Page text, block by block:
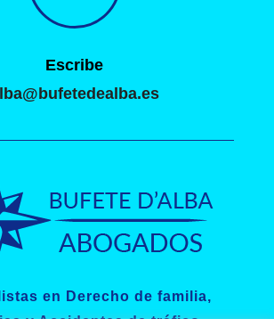
Escribe
en Derecho de familia,
y Accidentes de tráfico.